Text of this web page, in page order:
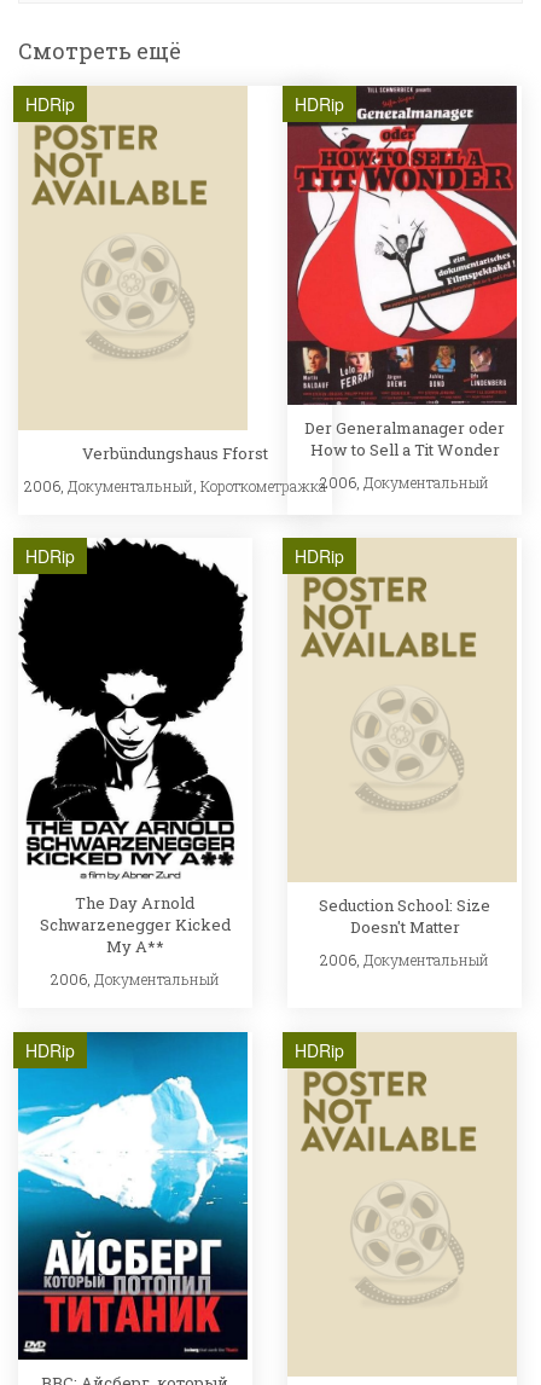
Смотреть ещё
HDRip
Verbündungshaus Fforst
2006, Документальный Короткометражка
HDRip
Der Generalmanager oder
How to Sell a Tit Wonder
2006,Документальный
HDRip
The Day Arnold
Schwarzenegger Kicked
My A**
2006, Документальный
HDRip
Seduction School: Size
Doesn't Matter
2006,Документальный
HDRip HDRip